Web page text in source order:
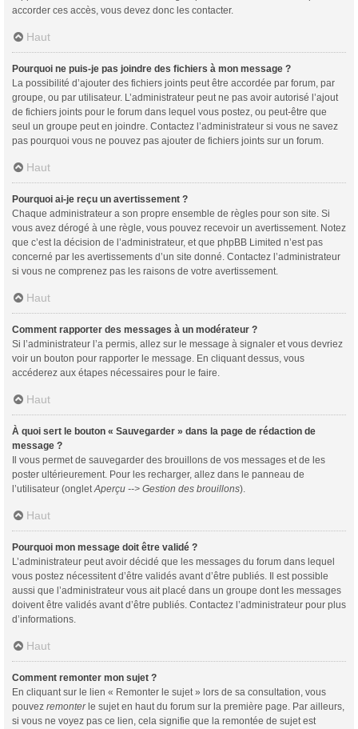
accorder ces accès, vous devez donc les contacter.
Haut
Pourquoi ne puis-je pas joindre des fichiers à mon message ?
La possibilité d’ajouter des fichiers joints peut être accordée par forum, par
groupe, ou par utilisateur. L’administrateur peut ne pas avoir autorisé l’ajout
de fichiers joints pour le forum dans lequel vous postez, ou peut-être que
seul un groupe peut en joindre. Contactez l’administrateur si vous ne savez
pas pourquoi vous ne pouvez pas ajouter de fichiers joints sur un forum.
Haut
Pourquoi ai-je reçu un avertissement ?
Chaque administrateur a son propre ensemble de règles pour son site. Si
vous avez dérogé à une règle, vous pouvez recevoir un avertissement. Notez
que c’est la décision de l’administrateur, et que phpBB Limited n’est pas
concerné par les avertissements d’un site donné. Contactez l’administrateur
si vous ne comprenez pas les raisons de votre avertissement.
Haut
Comment rapporter des messages à un modérateur ?
Si l’administrateur l’a permis, allez sur le message à signaler et vous devriez
voir un bouton pour rapporter le message. En cliquant dessus, vous
accéderez aux étapes nécessaires pour le faire.
Haut
À quoi sert le bouton « Sauvegarder » dans la page de rédaction de
message ?
Il vous permet de sauvegarder des brouillons de vos messages et de les
poster ultérieurement. Pour les recharger, allez dans le panneau de
l’utilisateur (ongletAperçu --> Gestion des brouillons).
Haut
Pourquoi mon message doit être validé ?
L’administrateur peut avoir décidé que les messages du forum dans lequel
vous postez nécessitent d’être validés avant d’être publiés. Il est possible
aussi que l’administrateur vous ait placé dans un groupe dont les messages
doivent être validés avant d’être publiés. Contactez l’administrateur pour plus
d’informations.
Haut
Comment remonter mon sujet ?
En cliquant sur le lien « Remonter le sujet » lors de sa consultation, vous
pouvez remonterle sujet en haut du forum sur la première page. Par ailleurs,
si vous ne voyez pas ce lien, cela signifie que la remontée de sujet est